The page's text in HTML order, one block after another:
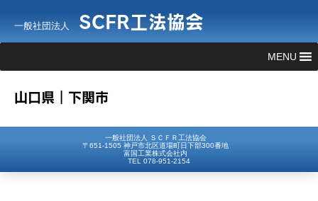
一般社団法人 SCFR工法協会
MENU
山口県｜下関市
一般社団法人 ＳＣＦＲ工法協会
〒651-1505 神戸市北区道場町日下部300番地
富国工業株式会社内
TEL 078-951-2154